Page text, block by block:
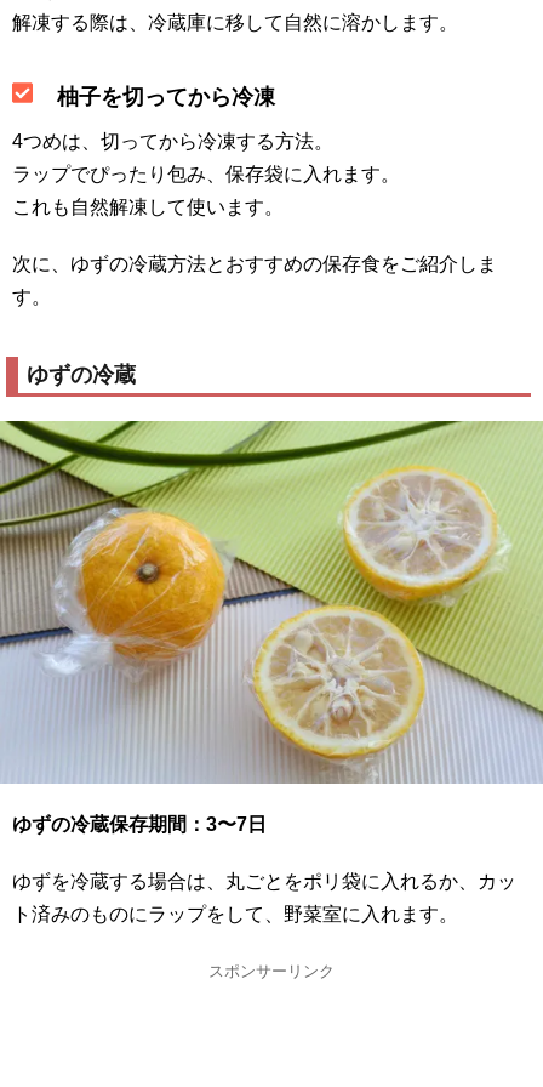
解凍する際は、冷蔵庫に移して自然に溶かします。
柚子を切ってから冷凍
4つめは、切ってから冷凍する方法。
ラップでぴったり包み、保存袋に入れます。
これも自然解凍して使います。
次に、ゆずの冷蔵方法とおすすめの保存食をご紹介しま
す。
ゆずの冷蔵
ゆずの冷蔵保存期間：3〜7日
ゆずを冷蔵する場合は、丸ごとをポリ袋に入れるか、カッ
ト済みのものにラップをして、野菜室に入れます。
スポンサーリンク